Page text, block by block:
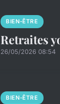
BIEN-ÊTRE
Retraites
26/05/2026 08:54
BIEN-ÊTRE